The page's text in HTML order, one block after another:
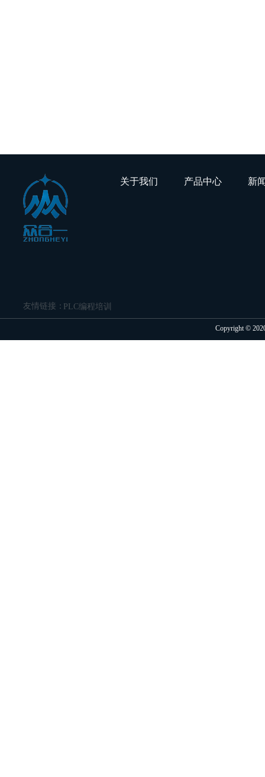
PLC编程培训
关于我们 产品中
友情链接：
Copyright ©